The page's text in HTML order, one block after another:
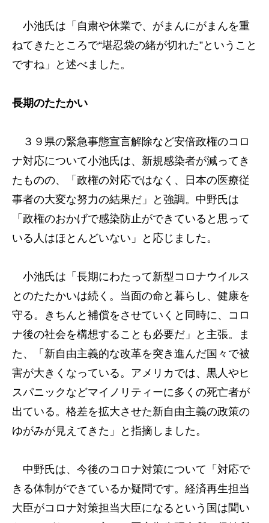
小池氏は「自粛や休業で、がまんにがまんを重
ねてきたところで“堪忍袋の緒が切れた”ということ
ですね」と述べました。
長期のたたかい
３９県の緊急事態宣言解除など安倍政権のコロ
ナ対応について小池氏は、新規感染者が減ってき
たものの、「政権の対応ではなく、日本の医療従
事者の大変な努力の結果だ」と強調。中野氏は
「政権のおかげで感染防止ができていると思って
いる人はほとんどいない」と応じました。
小池氏は「長期にわたって新型コロナウイルス
とのたたかいは続く。当面の命と暮らし、健康を
守る。きちんと補償をさせていくと同時に、コロ
ナ後の社会を構想することも必要だ」と主張。ま
た、「新自由主義的な改革を突き進んだ国々で被
害が大きくなっている。アメリカでは、黒人やヒ
スパニックなどマイノリティーに多くの死亡者が
出ている。格差を拡大させた新自由主義の政策の
ゆがみが見えてきた」と指摘しました。
中野氏は、今後のコロナ対策について「対応で
きる体制ができているか疑問です。経済再生担当
大臣がコロナ対策担当大臣になるという国は聞い